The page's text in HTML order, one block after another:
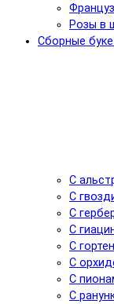
Розы в
Сборные
С
С
С
С
С
С
С
С